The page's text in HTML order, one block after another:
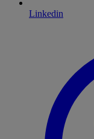
Linkedin